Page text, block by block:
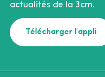
actualités de la 3cm.
Télécharger l'appli